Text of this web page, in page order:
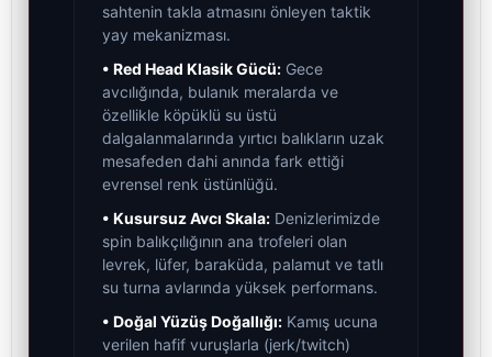
sahtenin takla atmasını önleyen taktik
yay mekanizması.
• Red Head Klasik Gücü: Gece
avcılığında, bulanık meralarda ve
özellikle köpüklü su üstü
dalgalanmalarında yırtıcı balıkların uzak
mesafeden dahi anında fark ettiği
evrensel renk üstünlüğü.
• Kusursuz Avcı Skala: Denizlerimizde
spin balıkçılığının ana trofeleri olan
levrek, lüfer, baraküda, palamut ve tatlı
su turna avlarında yüksek performans.
• Doğal Yüzüş Doğallığı: Kamış ucuna
verilen hafif vuruşlarla (jerk/twitch)